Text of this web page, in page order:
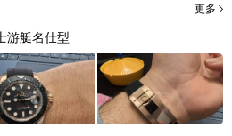
更多
游艇名仕型